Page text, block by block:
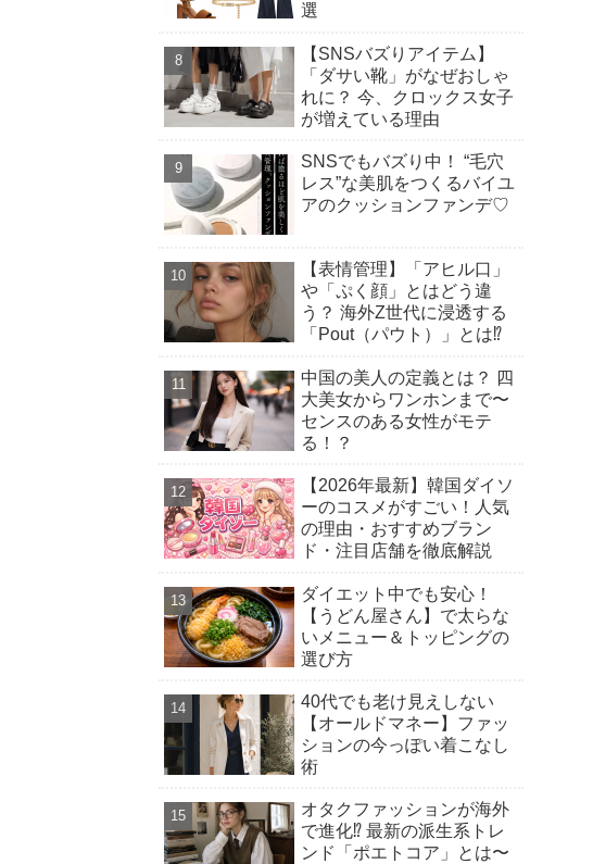
選
【SNSバズりアイテム】
「ダサい靴」がなぜおしゃ
れに？ 今、クロックス女子
が増えている理由
SNSでもバズり中！ “毛穴
レス”な美肌をつくるバイユ
アのクッションファンデ♡
【表情管理】「アヒル口」
や「ぷく顔」とはどう違
う？ 海外Z世代に浸透する
「Pout（パウト）」とは⁉︎
中国の美人の定義とは？ 四
大美女からワンホンまで〜
センスのある女性がモテ
る！？
【2026年最新】韓国ダイソ
ーのコスメがすごい！人気
の理由・おすすめブラン
ド・注目店舗を徹底解説
ダイエット中でも安心！
【うどん屋さん】で太らな
いメニュー＆トッピングの
選び方
40代でも老け見えしない
【オールドマネー】ファッ
ションの今っぽい着こなし
術
オタクファッションが海外
で進化⁉︎ 最新の派生系トレ
ンド「ポエトコア」とは〜